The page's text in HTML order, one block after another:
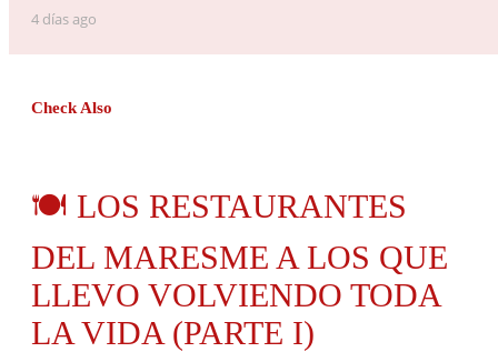
4 días ago
Check Also
🍽️ LOS RESTAURANTES
DEL MARESME A LOS QUE
LLEVO VOLVIENDO TODA
LA VIDA (PARTE I)